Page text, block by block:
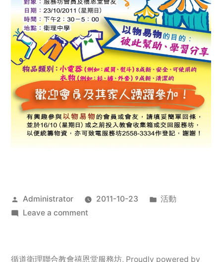
Posted
by
Administrator 2011-10-23
Posted
活動
Leave a commenton
服
循道衛理聯合教會禧恩堂服務坊, Proudly powered by